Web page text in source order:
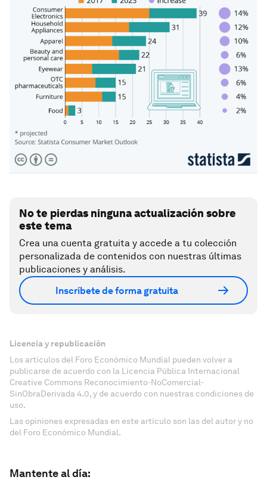
No te pierdas ninguna actualización sobre
este tema
Crea una cuenta gratuita y accede a tu colección
personalizada de contenidos con nuestras últimas
publicaciones y análisis.
Inscríbete de forma gratuita
Licencia y republicación
Los artículos del Foro Económico Mundial pueden volver a
publicarse de acuerdo con la Licencia Pública Internacional
Creative Commons Reconocimiento-NoComercial-
SinObraDerivada 4.0, y de acuerdo con nuestras condiciones de
uso.
Las opiniones expresadas en este artículo son las del autor y no
del Foro Económico Mundial.
Mantente al día: